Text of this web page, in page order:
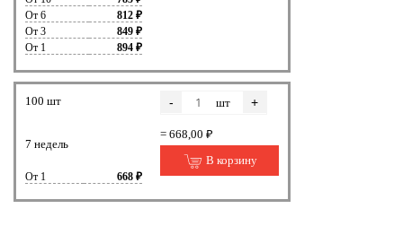
От 6
812 ₽
От 3
849 ₽
От 1
894 ₽
100 шт
7 недель
От 1 668 ₽
- шт +
= 668,00 ₽
В корзину